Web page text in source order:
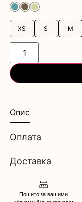
XS S M
Опис
Оплата
Доставка
Пошито за вашими